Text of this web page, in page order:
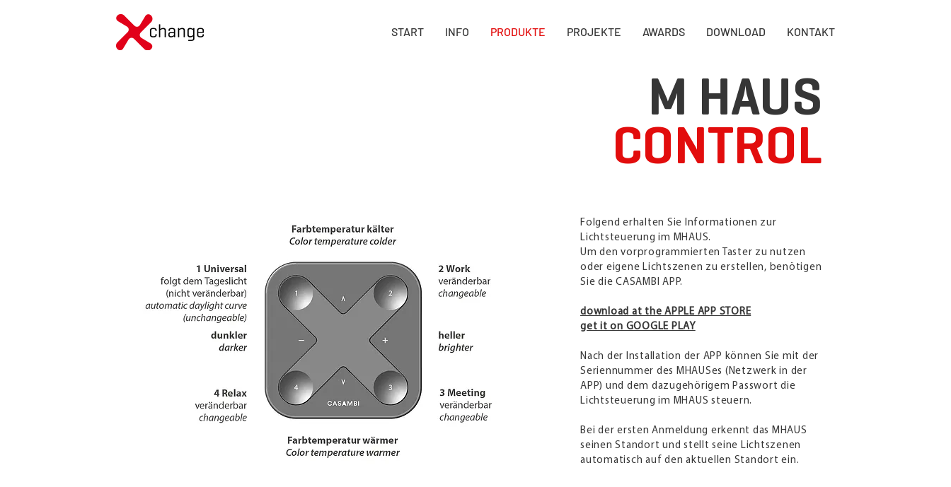
START INFO PRODUKTE PROJEKTE AWARDS DOWNLOAD KONTAKT
M HAUS
CONTROL
Folgend erhalten Sie Informationen zur
Lichtsteuerung im MHAUS.
Um den vorprogrammierten Taster zu nutzen
oder eigene Lichtszenen zu erstellen, benötigen
Sie die CASAMBI APP.
download at the APPLE APP STORE
get it on GOOGLE PLAY
Nach der Installation der APP können Sie mit der
Seriennummer des MHAUSes (Netzwerk in der
APP) und dem dazugehörigem Passwort die
Lichtsteuerung im MHAUS steuern.
Bei der ersten Anmeldung erkennt das MHAUS
seinen Standort und stellt seine Lichtszenen
automatisch auf den aktuellen Standort ein.